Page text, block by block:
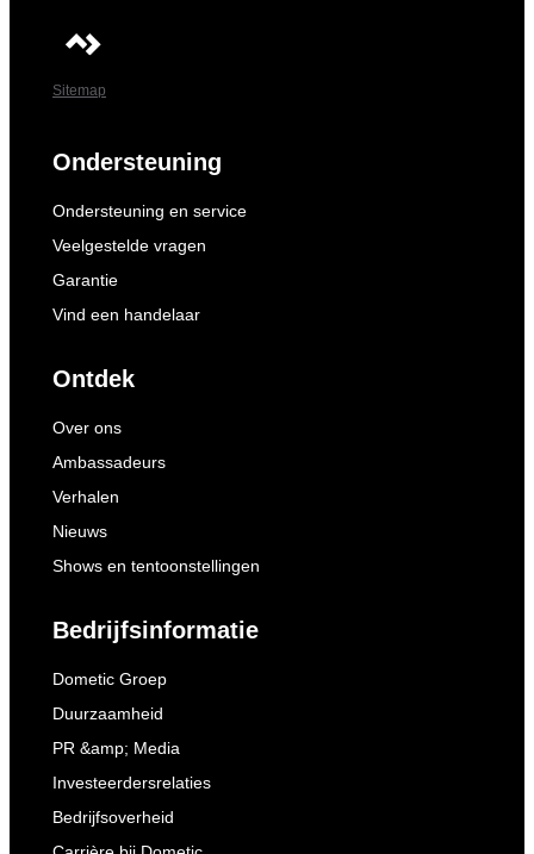
Sitemap
Ondersteuning
Ondersteuning en service
Veelgestelde vragen
Garantie
Vind een handelaar
Ontdek
Over ons
Ambassadeurs
Verhalen
Nieuws
Shows en tentoonstellingen
Bedrijfsinformatie
Dometic Groep
Duurzaamheid
PR &amp; Media
Investeerdersrelaties
Bedrijfsoverheid